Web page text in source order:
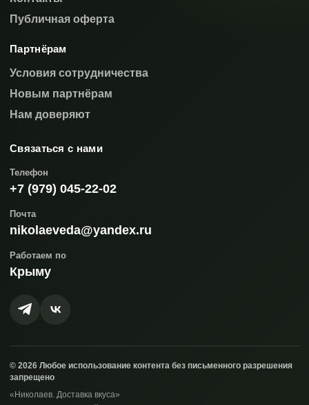
Публичная оферта
Партнёрам
Условия сотрудничества
Новым партнёрам
Нам доверяют
Связаться с нами
Телефон
+7 (979) 045-22-02
Почта
nikolaeveda@yandex.ru
Работаем по
Крыму
© 2026 Любое использование контента без письменного разрешения
запрещено
«Николаев. Доставка вкуса»